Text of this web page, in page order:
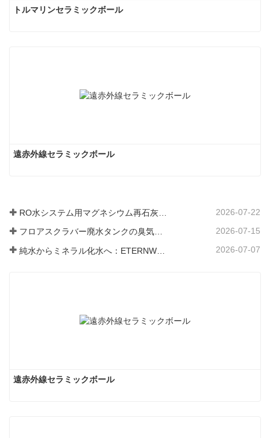
トルマリンセラミックボール
遠赤外線セラミックボール
2026-07-22
フロアスクラバー廃水タンクの臭気と細菌の発生を防ぐ方法 2026-07-15
2026-07-07
遠赤外線セラミックボール